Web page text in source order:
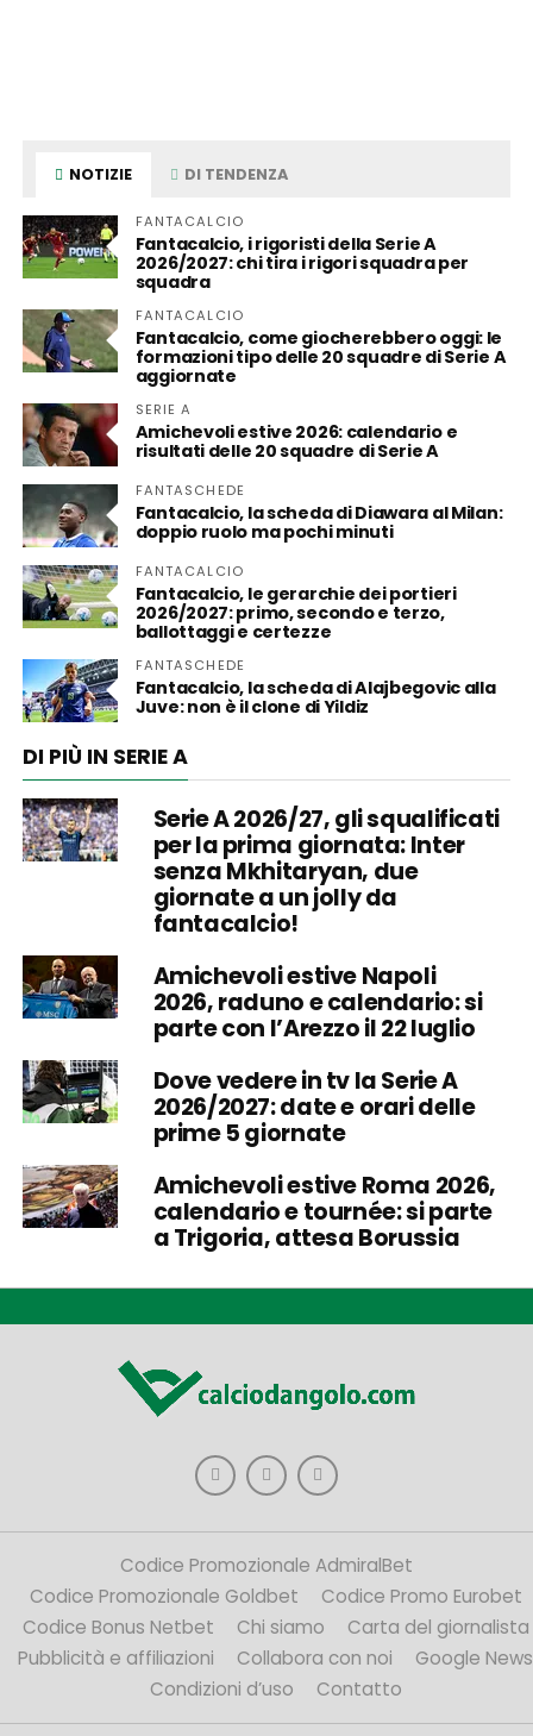
NOTIZIE DI TENDENZA
FANTACALCIO
Fantacalcio, i rigoristi della Serie A
2026/2027: chi tira i rigori squadra per
squadra
FANTACALCIO
Fantacalcio, come giocherebbero oggi: le
formazioni tipo delle 20 squadre di Serie A
aggiornate
SERIE A
Amichevoli estive 2026: calendario e
risultati delle 20 squadre di Serie A
FANTASCHEDE
Fantacalcio, la scheda di Diawara al Milan:
doppio ruolo ma pochi minuti
FANTACALCIO
Fantacalcio, le gerarchie dei portieri
2026/2027: primo, secondo e terzo,
ballottaggi e certezze
FANTASCHEDE
Fantacalcio, la scheda di Alajbegovic alla
Juve: non è il clone di Yildiz
DI PIÙ IN SERIE A
Serie A 2026/27, gli squalificati
per la prima giornata: Inter
senza Mkhitaryan, due
giornate a un jolly da
fantacalcio!
Amichevoli estive Napoli
2026, raduno e calendario: si
parte con l’Arezzo il 22 luglio
Dove vedere in tv la Serie A
2026/2027: date e orari delle
prime 5 giornate
Amichevoli estive Roma 2026,
calendario e tournée: si parte
a Trigoria, attesa Borussia
Codice Promozionale AdmiralBet
Codice Promozionale Goldbet
Codice Promo Eurobet
Codice Bonus Netbet
Chi siamo
Carta del giornalista
Pubblicità e affiliazioni
Collabora con noi
Google News
Condizioni d’uso
Contatto